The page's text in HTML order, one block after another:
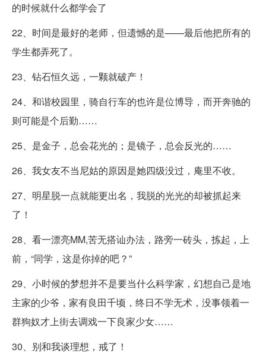
的时候就什么都学会了
22、时间是最好的老师，但遗憾的是——最后他把所有的
学生都弄死了。
23、钻石恒久远，一颗就破产！
24、和谐校园里，骑自行车的也许是位博导，而开奔驰的
则可能是个后勤……
25、是金子，总会花光的；是镜子，总会反光的……
26、我女友不当尼姑的原因是她四级没过，庵里不收。
27、明星脱一点就能更出名，我脱的光光的却被抓起来
了！
28、看一漂亮MM,苦无搭讪办法，路旁一砖头，拣起，上
前，“同学，这是你掉的吧？”
29、小时候的梦想并不是要当什么科学家，幻想自己是地
主家的少爷，家有良田千顷，终日不学无术，没事领着一
群狗奴才上街去调戏一下良家少女……
30、别和我谈理想，戒了！